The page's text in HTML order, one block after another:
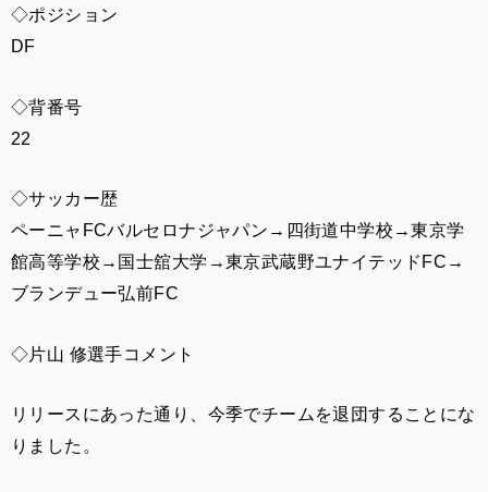
◇ポジション
DF
◇背番号
22
◇サッカー歴
ペーニャFCバルセロナジャパン →四街道中学校 →東京学
館高等学校 →国士舘大学 →東京武蔵野ユナイテッドFC →
ブランデュー弘前FC
◇片山 修選手コメント
リリースにあった通り、今季でチームを退団することにな
りました。